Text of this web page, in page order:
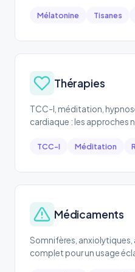
Mélatonine Tisanes
Thérapies
TCC-I, méditation,
cardiaque : les approches
TCC-I Méditation
Médicaments
Somnifères,
complet pour un usage